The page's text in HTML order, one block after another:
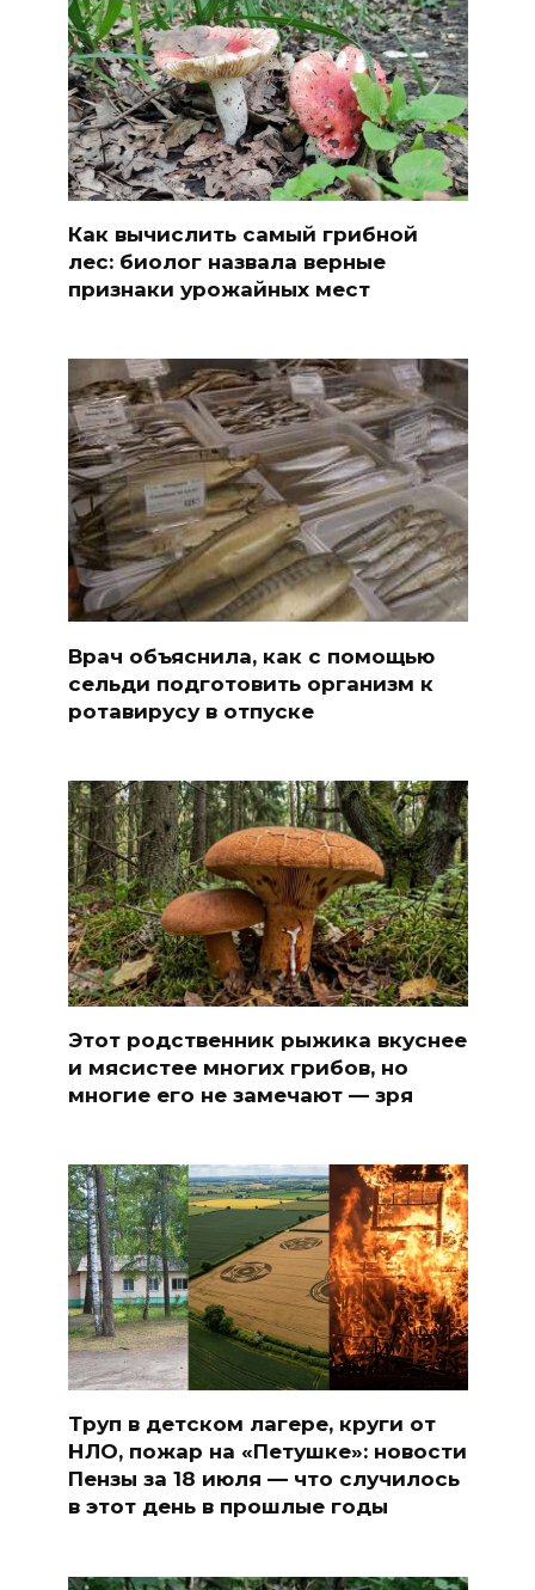
Как вычислить самый грибной
лес: биолог назвала верные
признаки урожайных мест
Врач объяснила, как с помощью
сельди подготовить организм к
ротавирусу в отпуске
Этот родственник рыжика вкуснее
и мясистее многих грибов, но
многие его не замечают — зря
Труп в детском лагере, круги от
НЛО, пожар на «Петушке»: новости
Пензы за 18 июля — что случилось
в этот день в прошлые годы